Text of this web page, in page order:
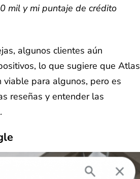
mil y mi puntaje de crédito
algunos clientes aún
lo que sugiere que Atlas
viable para algunos, pero es
reseñas y entender las